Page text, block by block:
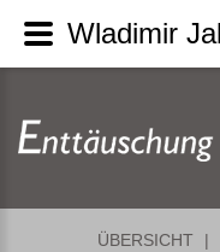
ÜBERSICHT |